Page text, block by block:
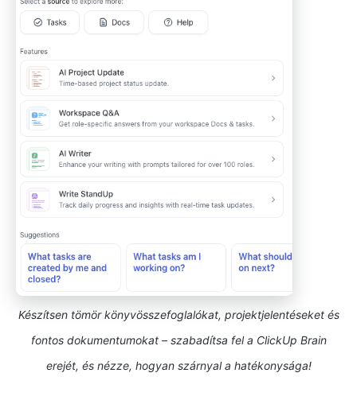
Készítsen tömör könyvösszefoglalókat, projektjelentéseket és
fontos dokumentumokat – szabadítsa fel a ClickUp Brain
erejét, és nézze, hogyan szárnyal a hatékonysága!